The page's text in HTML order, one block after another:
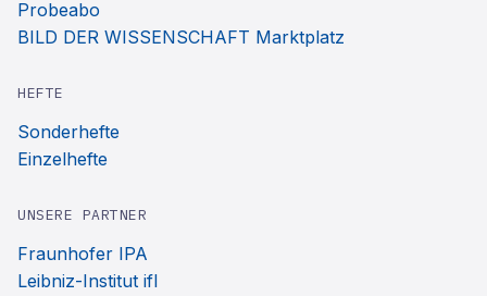
Probeabo
BILD DER WISSENSCHAFT Marktplatz
HEFTE
Sonderhefte
Einzelhefte
UNSERE PARTNER
Fraunhofer IPA
Leibniz-Institut ifl